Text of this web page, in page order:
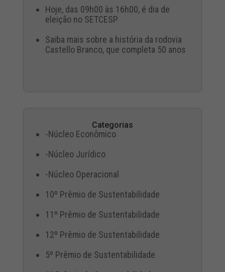
Hoje, das 09h00 às 16h00, é dia de
eleição no SETCESP
Saiba mais sobre a história da rodovia
Castello Branco, que completa 50 anos
Categorias
-Núcleo Econômico
-Núcleo Jurídico
-Núcleo Operacional
10º Prêmio de Sustentabilidade
11º Prêmio de Sustentabilidade
12º Prêmio de Sustentabilidade
5º Prêmio de Sustentabilidade